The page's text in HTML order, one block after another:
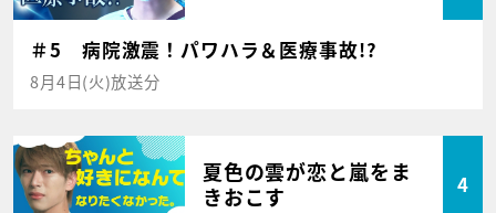
＃5 病院激震！パワハラ＆医療事故!?
8月4日(火)放送分
夏色の雲が恋と嵐をま
きおこす
4